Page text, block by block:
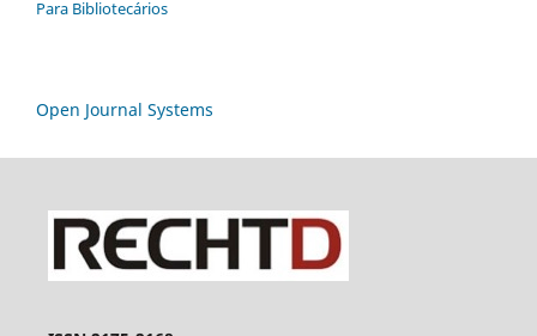
Para Bibliotecários
Open Journal Systems